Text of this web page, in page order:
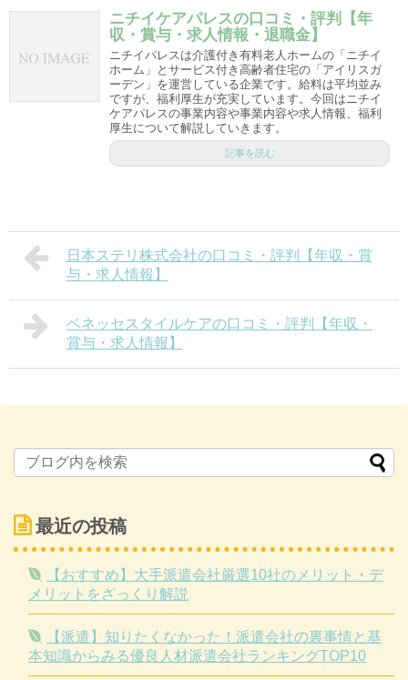
ニチイケアパレスの口コミ・評判【年
収・賞与・求人情報・退職金】
ニチイパレスは介護付き有料老人ホームの「ニチイ
ホーム」とサービス付き高齢者住宅の「アイリスガ
ーデン」を運営している企業です。給料は平均並み
ですが、福利厚生が充実しています。今回はニチイ
ケアパレスの事業内容や事業内容や求人情報、福利
厚生について解説していきます。
記事を読む
日本ステリ株式会社の口コミ・評判【年収・賞
与・求人情報】
ベネッセスタイルケアの口コミ・評判【年収・
賞与・求人情報】
最近の投稿
【おすすめ】大手派遣会社厳選10社のメリット・デ
メリットをざっくり解説
【派遣】知りたくなかった！派遣会社の裏事情と基
本知識からみる優良人材派遣会社ランキングTOP10